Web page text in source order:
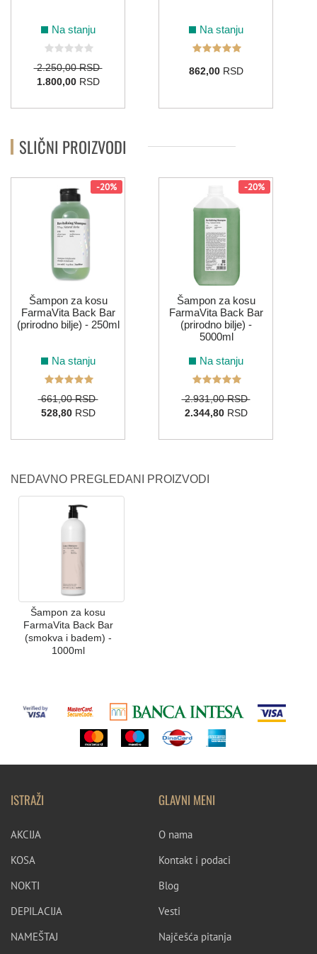
Na stanju
2.250,00 RSD
1.800,00RSD
Na stanju
862,00RSD
SLIČNI PROIZVODI
-20%
Šampon za kosu
FarmaVita Back Bar
(prirodno bilje) - 250ml
Na stanju
661,00 RSD
528,80RSD
-20%
Šampon za kosu
FarmaVita Back Bar
(prirodno bilje) -
5000ml
Na stanju
2.931,00 RSD
2.344,80RSD
NEDAVNO PREGLEDANI PROIZVODI
Šampon za kosu
FarmaVita Back Bar
(smokva i badem) -
1000ml
ISTRAŽI
AKCIJA
KOSA
NOKTI
DEPILACIJA
NAMEŠTAJ
GLAVNI MENI
O nama
Kontakt i podaci
Blog
Vesti
Najčešća pitanja